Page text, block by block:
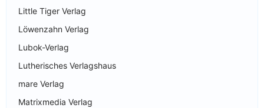
Little Tiger Verlag
Löwenzahn Verlag
Lubok-Verlag
Lutherisches Verlagshaus
mare Verlag
Matrixmedia Verlag